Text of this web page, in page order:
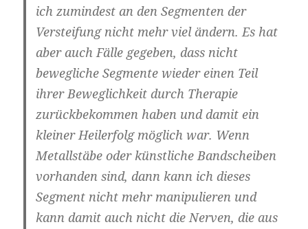
ich zumindest an den Segmenten der
Versteifung nicht mehr viel ändern. Es hat
aber auch Fälle gegeben, dass nicht
bewegliche Segmente wieder einen Teil
ihrer Beweglichkeit durch Therapie
zurückbekommen haben und damit ein
kleiner Heilerfolg möglich war. Wenn
Metallstäbe oder künstliche Bandscheiben
vorhanden sind, dann kann ich dieses
Segment nicht mehr manipulieren und
kann damit auch nicht die Nerven, die aus